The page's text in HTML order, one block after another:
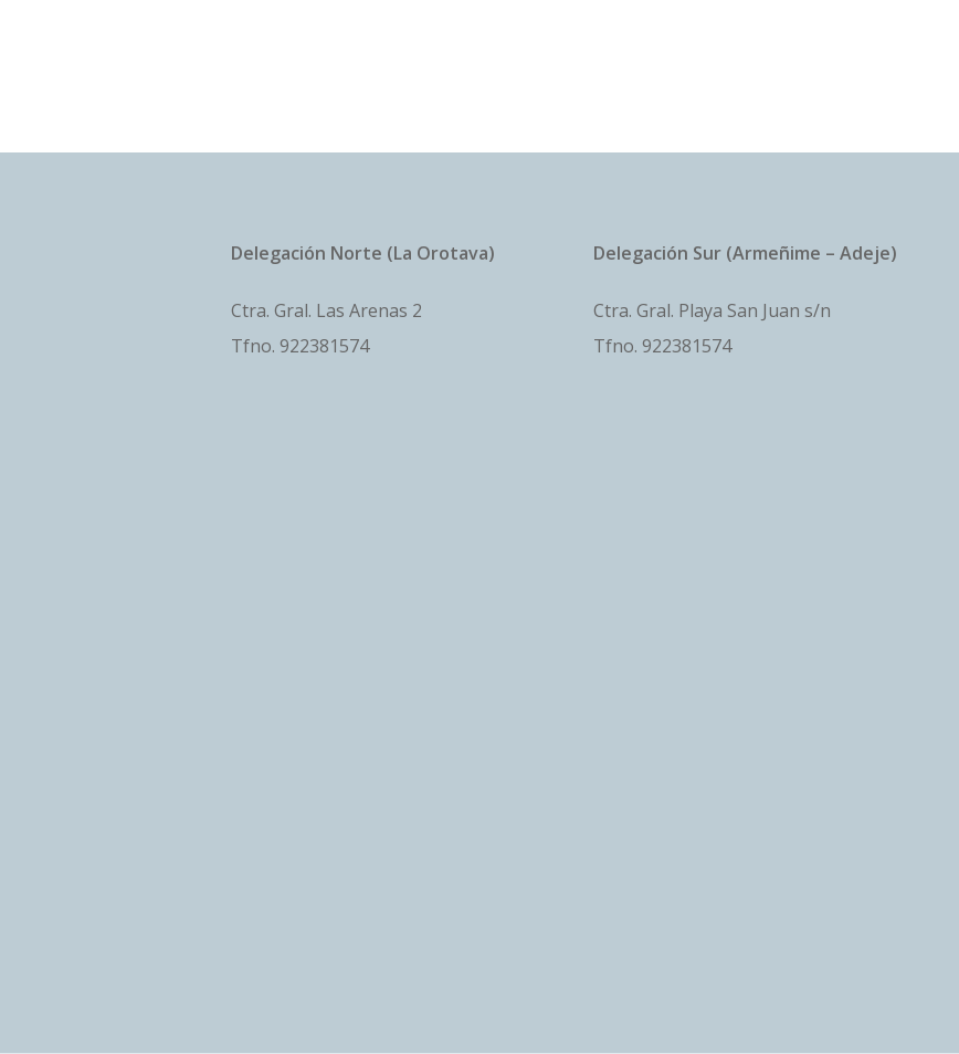
Delegación Norte (La Orotava)
Ctra. Gral. Las Arenas 2
Tfno. 922381574
Delegación Sur (Armeñime – Adeje)
Ctra. Gral. Playa San Juan s/n
Tfno.922381574